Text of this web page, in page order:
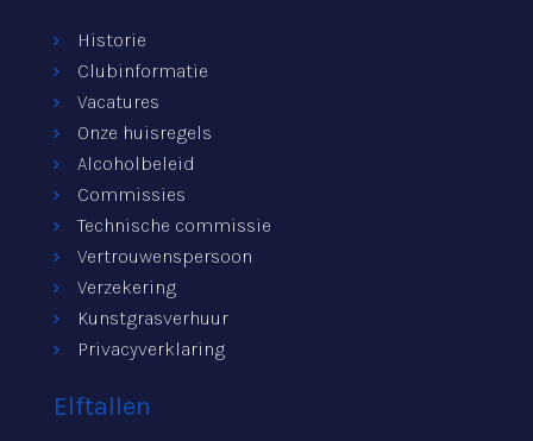
Historie
Clubinformatie
Vacatures
Onze huisregels
Alcoholbeleid
Commissies
Technische commissie
Vertrouwenspersoon
Verzekering
Kunstgrasverhuur
Privacyverklaring
Elftallen